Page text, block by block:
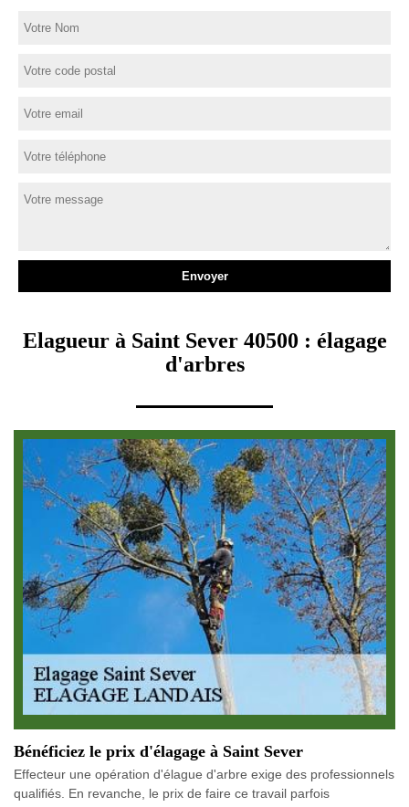
Elagueur à Saint Sever 40500 : élagage
d'arbres
Bénéficiez le prix d'élagage à Saint Sever
Effecteur une opération d'élague d'arbre exige des professionnels
qualifiés. En revanche, le prix de faire ce travail parfois